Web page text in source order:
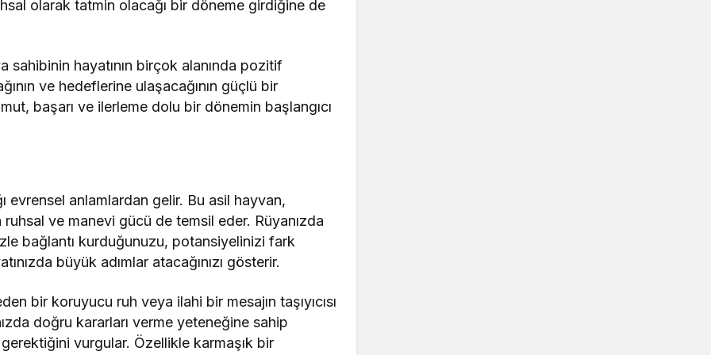
olarak tatmin olacağı bir döneme girdiğine de
sahibinin hayatının birçok alanında pozitif
ve hedeflerine ulaşacağının güçlü bir
başarı ve ilerleme dolu bir dönemin başlangıcı
evrensel anlamlardan gelir. Bu asil hayvan,
ve manevi gücü de temsil eder. Rüyanızda
bağlantı kurduğunuzu, potansiyelinizi fark
büyük adımlar atacağınızı gösterir.
bir koruyucu ruh veya ilahi bir mesajın taşıyıcısı
doğru kararları verme yeteneğine sahip
vurgular. Özellikle karmaşık bir